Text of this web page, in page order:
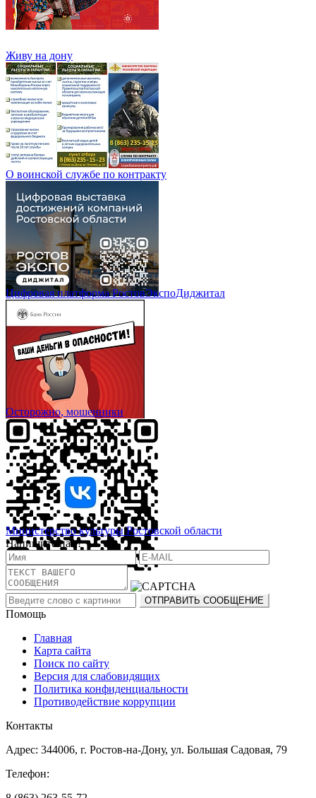
Живу на дону
О воинской службе по контракту
Цифровая платформа РостовЭкспоДиджитал
Осторожно, мошенники
Министерство культуры Ростовской области
Напишите нам!
Помощь
Главная
Карта сайта
Поиск по сайту
Версия для слабовидящих
Политика конфиденциальности
Противодействие коррупции
Контакты
Адрес: 344006, г. Ростов-на-Дону, ул. Большая Садовая, 79
Телефон: